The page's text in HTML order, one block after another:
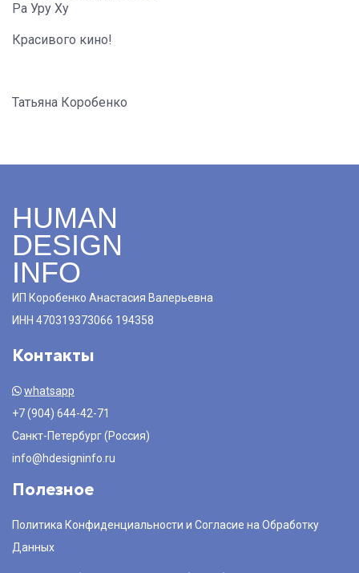
Ра Уру Ху
Красивого кино!
Татьяна Коробенко
HUMAN
DESIGN
INFO
ИП Коробенко Анастасия Валерьевна
ИНН 470319373066 194358
Контакты
whatsapp
+7 (904) 644-42-71
Санкт-Петербург (Россия)
info@hdesigninfo.ru
Полезное
Политика Конфиденциальности и Согласие на Обработку
Данных